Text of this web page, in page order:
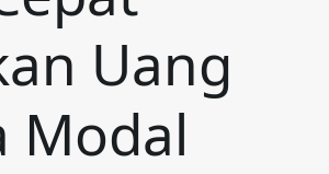
Uang
Modal